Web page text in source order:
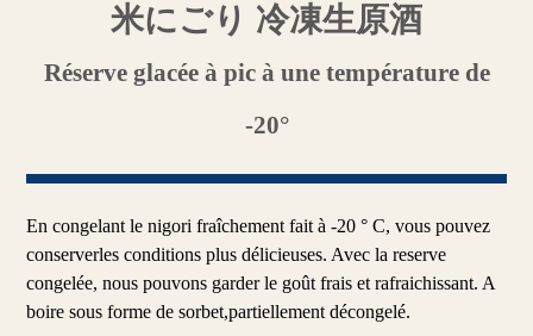
米にごり 冷凍生原酒
Réserve glacée à pic à une température de
-20°
En congelant le nigori fraîchement fait à -20 ° C, vous pouvez
conserverles conditions plus délicieuses. Avec la reserve
congelée, nous pouvons garder le goût frais et rafraichissant. A
boire sous forme de sorbet,partiellement décongelé.